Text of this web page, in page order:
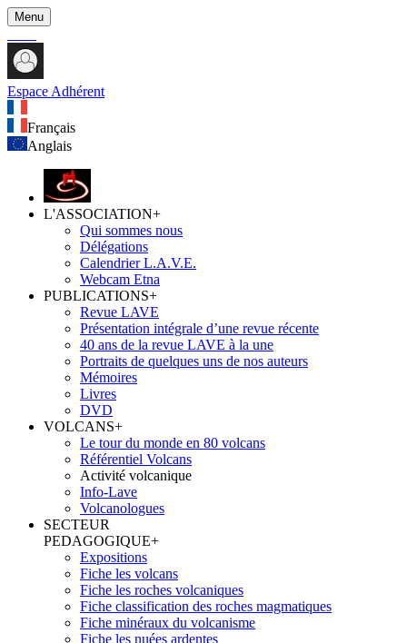
Menu
Espace Adhérent
Français
Anglais
L'ASSOCIATION+
Qui sommes nous
Délégations
Calendrier L.A.V.E.
Webcam Etna
PUBLICATIONS+
Revue LAVE
Présentation intégrale d’une revue récente
40 ans de la revue LAVE à la une
Portraits de quelques uns de nos auteurs
Mémoires
Livres
DVD
VOLCANS+
Le tour du monde en 80 volcans
Référentiel Volcans
Activité volcanique
Info-Lave
Volcanologues
SECTEUR
PEDAGOGIQUE+
Expositions
Fiche les volcans
Fiche les roches volcaniques
Fiche classification des roches magmatiques
Fiche minéraux du volcanisme
Fiche les nuées ardentes